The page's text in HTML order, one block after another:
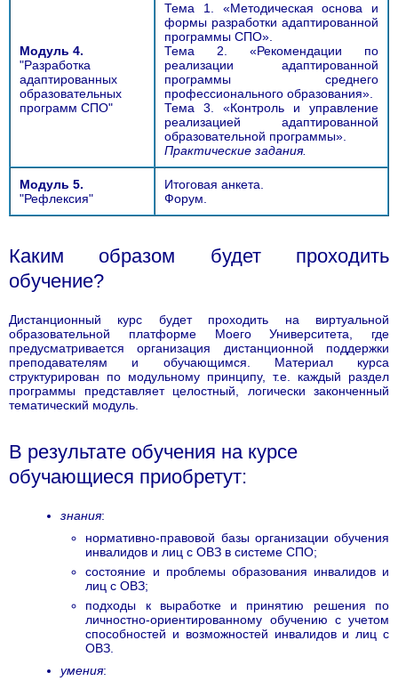
Модуль 4.
"Разработка
адаптированных
образовательных
программ СПО"
Тема 1. «Методическая основа и
формы разработки адаптированной
программы СПО».
Тема 2. «Рекомендации по
реализации адаптированной
программы среднего
профессионального образования».
Тема 3. «Контроль и управление
реализацией адаптированной
образовательной программы».
Практические задания.
Модуль 5.
"Рефлексия"
Итоговая анкета.
Форум.
Каким образом будет проходить
обучение?
Дистанционный курс будет проходить на виртуальной
образовательной платформе Моего Университета, где
предусматривается организация дистанционной поддержки
преподавателям и обучающимся. Материал курса
структурирован по модульному принципу, т.е. каждый раздел
программы представляет целостный, логически законченный
тематический модуль.
В результате обучения на курсе
обучающиеся приобретут:
знания:
нормативно-правовой базы организации обучения
инвалидов и лиц с ОВЗ в системе СПО;
состояние и проблемы образования инвалидов и
лиц с ОВЗ;
подходы к выработке и принятию решения по
личностно-ориентированному обучению с учетом
способностей и возможностей инвалидов и лиц с
ОВЗ.
умения: